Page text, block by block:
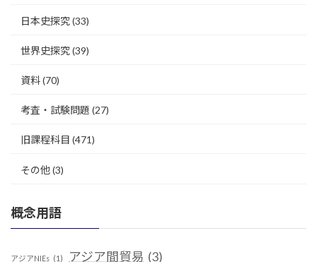
日本史探究(33)
世界史探究(39)
資料(70)
考査・試験問題 (27)
旧課程科目 (471)
その他(3)
概念用語
アジアNIEs (1) アジア間貿易 (3)